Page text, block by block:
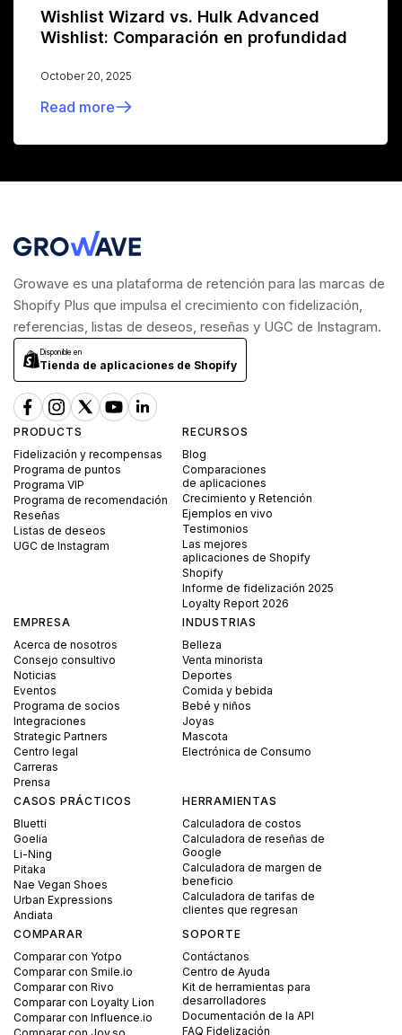
Wishlist Wizard vs. Hulk Advanced
Wishlist: Comparación en profundidad
October 20, 2025
Read more
Growave es una plataforma de retención para las marcas de
Shopify Plus que impulsa el crecimiento con fidelización,
referencias, listas de deseos, reseñas y UGC de Instagram.
Disponible en
Tienda de aplicaciones de Shopify
PRODUCTS
Fidelización y recompensas
Programa de puntos
Programa VIP
Programa de recomendación
Reseñas
Listas de deseos
UGC de Instagram
RECURSOS
Blog
Comparaciones
de aplicaciones
Crecimiento y Retención
Ejemplos en vivo
Testimonios
Las mejores
aplicaciones de Shopify
Shopify
Informe de fidelización 2025
Loyalty Report 2026
EMPRESA
Acerca de nosotros
Consejo consultivo
Noticias
Eventos
Programa de socios
Integraciones
Strategic Partners
Centro legal
Carreras
Prensa
INDUSTRIAS
Belleza
Venta minorista
Deportes
Comida y bebida
Bebé y niños
Joyas
Mascota
Electrónica de Consumo
CASOS PRÁCTICOS
Bluetti
Goelia
Li-Ning
Pitaka
Nae Vegan Shoes
Urban Expressions
Andiata
HERRAMIENTAS
Calculadora de costos
Calculadora de reseñas de
Google
Calculadora de margen de
beneficio
Calculadora de tarifas de
clientes que regresan
COMPARAR
Comparar con Yotpo
Comparar con Smile.io
Comparar con Rivo
Comparar con Loyalty Lion
Comparar con Influence.io
Comparar con Joy.so
SOPORTE
Contáctanos
Centro de Ayuda
Kit de herramientas para
desarrolladores
Documentación de la API
FAQ Fidelización